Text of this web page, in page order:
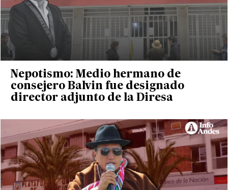
Nepotismo: Medio hermano de
consejero Balvin fue designado
director adjunto de la Diresa